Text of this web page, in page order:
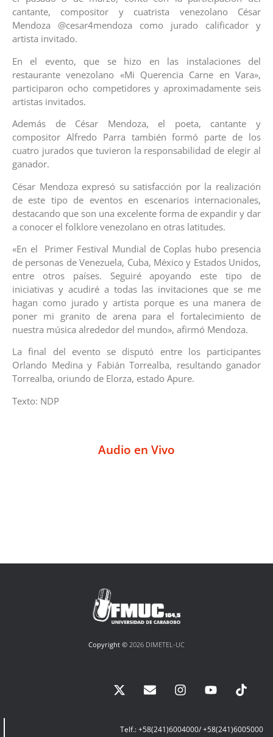
cantante, compositor y cuatrista venezolano César
Mendoza @cesar4mendoza como jurado calificador y
artista invitado.
En el evento, que se hizo en las instalaciones del
restaurante venezolano «Mi Querencia Carne en Vara»,
participaron ocho competidores y aproximadamente seis
artistas invitados.
Además de César Mendoza, el poeta, cantante y
compositor Alfredo Parra también formó parte de los
cuatro jurados que tuvieron la responsabilidad de elegir al
ganador.
César Mendoza expresó su satisfacción por la realización
de este tipo de eventos en escenarios internacionales,
destacando que son una excelente forma de expandir y dar
a conocer el folklore venezolano en otras latitudes.
«En el Primer Festival Mundial de Coplas hubo presencia
de personas de Venezuela, Cuba, México y Estados Unidos,
entre otros países. Seguiré apoyando este tipo de
iniciativas y acudiré a todas las invitaciones que se me
hagan como jurado y artista porque es una manera de
poner mi granito de arena para el fortalecimiento de
nuestra música alrededor del mundo», afirmó Mendoza.
La final del evento se disputó entre los participantes
Orlando Medina y Fabián Torrealba, resultando ganador
Torrealba, oriundo de Elorza, estado Apure.
Texto: NDP
Audio en Vivo
Copyright © 2026 DIMETEL-UC
Telf.: +58(241)6004000/ +58(241)6005000